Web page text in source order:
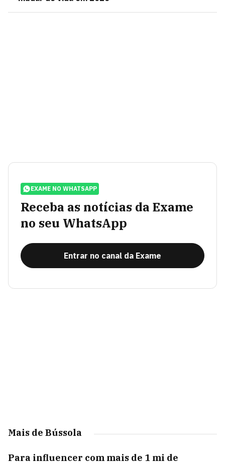
EXAME NO WHATSAPP
Receba as notícias da Exame
no seu WhatsApp
Entrar no canal da Exame
Mais de Bússola
Para influencer com mais de 1 mi de